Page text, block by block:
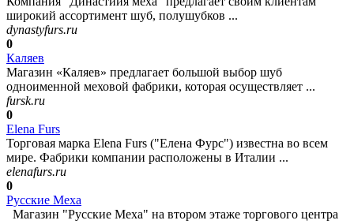
широкий ассортимент шуб, полушубков ...
dynastyfurs.ru
0
Каляев
Магазин «Каляев» предлагает большой выбор шуб
одноименной меховой фабрики, которая осуществляет ...
fursk.ru
0
Elena Furs
Торговая марка Elena Furs ("Елена Фурс") известна во всем
мире. Фабрики компании расположены в Италии ...
elenafurs.ru
0
Русские Меха
Магазин "Русские Меха" на втором этаже торгового центра